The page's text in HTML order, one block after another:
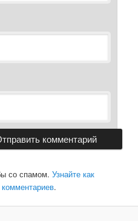
со спамом.Узнайте как
.